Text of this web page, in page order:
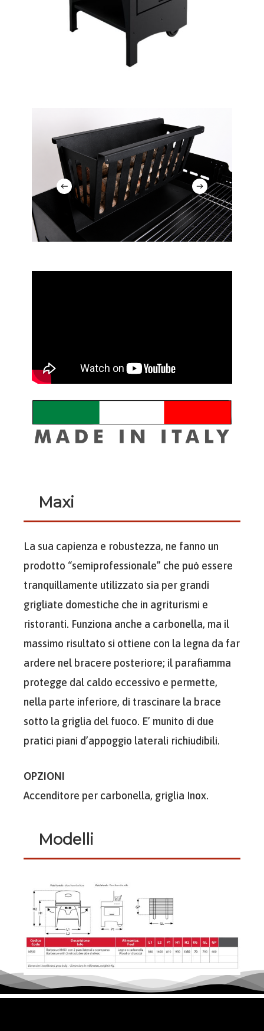
Maxi
La sua capienza e robustezza, ne fanno un
prodotto “semiprofessionale” che può essere
tranquillamente utilizzato sia per grandi
grigliate domestiche che in agriturismi e
ristoranti. Funziona anche a carbonella, ma il
massimo risultato si ottiene con la legna da far
ardere nel bracere posteriore; il parafiamma
protegge dal caldo eccessivo e permette,
nella parte inferiore, di trascinare la brace
sotto la griglia del fuoco. E’ munito di due
pratici piani d’appoggio laterali richiudibili.
OPZIONI
Accenditore per carbonella, griglia Inox.
Modelli